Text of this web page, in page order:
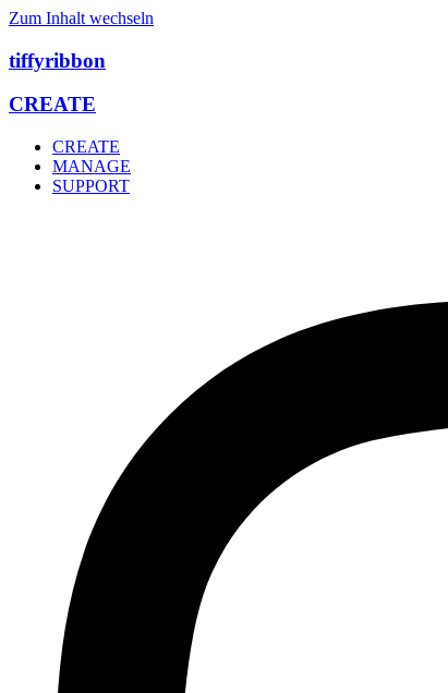
Zum Inhalt wechseln
tiffyribbon
CREATE
CREATE
MANAGE
SUPPORT